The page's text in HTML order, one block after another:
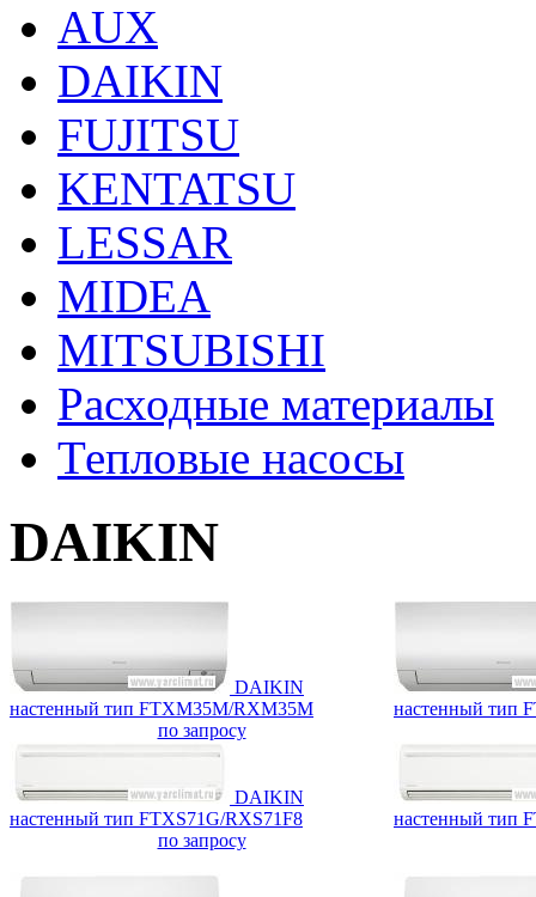
AUX
DAIKIN
FUJITSU
KENTATSU
LESSAR
MIDEA
MITSUBISHI
Расходные материалы
Тепловые насосы
DAIKIN
DAIKIN
настенный тип FTXM35M/RXM35M
по запросу
настенный тип
DAIKIN
настенный тип FTXS71G/RXS71F8
по запросу
настенный тип